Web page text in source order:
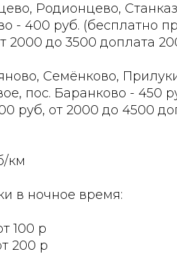
Родионцево,
- 400 руб. (бесплатно
2000 до 3500 доплата
Семёнково,
пос. Баранково - 450
руб, от 2000 до 4500
км
в ночное время:
100 р
200 р